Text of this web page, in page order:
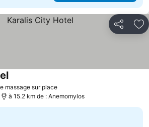
Partager
massage sur placeConsulter les prix
Consulter les prix
à 15.2 km de : Anemomylos